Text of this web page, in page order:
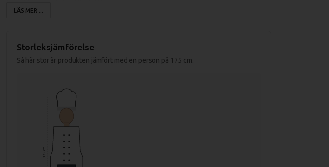
Vikt (netto): 20 kg
Anslutning: 400V, 3-fas
Material: Rostfritt stål AISI 304
Effekt-steg: 6
LÄS MER ...
Storleksjämförelse
Så här stor är produkten jämfört med en person på 175 cm.
175 cm